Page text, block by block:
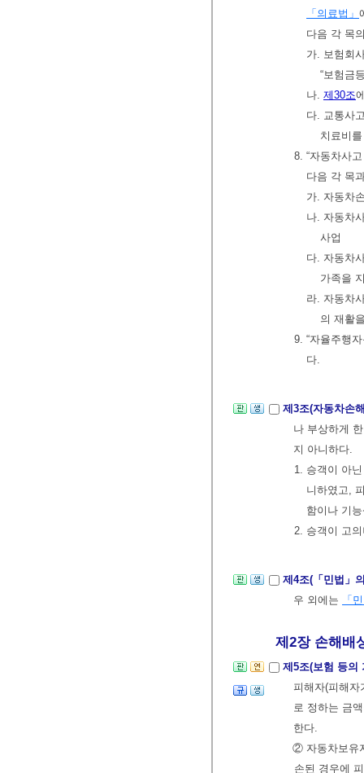
「의료법」
다음 각 목
가. 보험회
“보험금
나. 제30조
다. 교통사
치료비
8. “자동차사
다음 각 목
가. 자동차
나. 자동차
사업
다. 자동차
가족을
라. 자동차
의 재활
9. “자율주행
다.
제3조(자동차손
나 부상하게
지 아니하다.
1. 승객이 아
니하였고,
함이나 기
2. 승객이 고
제4조(「민법」
우 외에는
「
제2장 손해배상
제5조(보험 등의
피해자(피해
로 정하는 금
한다.
② 자동차보유
손된 경우에